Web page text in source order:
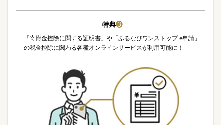
特典❸
「寄附金控除に関する証明書」や「ふるなびワンストップ e申請」
の税金控除に関わる各種オンラインサービスが利用可能に！